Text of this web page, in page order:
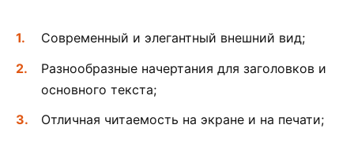
Современный и элегантный внешний вид;
Разнообразные начертания для заголовков и
основного текста;
Отличная читаемость на экране и на печати;